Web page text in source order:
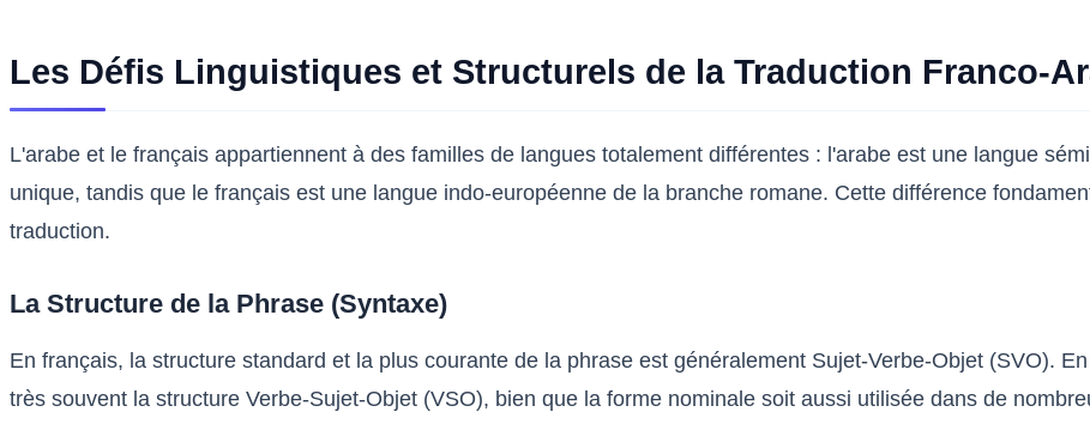
Les Défis Linguistiques et Structurels de la Traduction Franco-
L'arabe et le français appartiennent à des familles de langues totalement différentes : l'arabe est une langue
unique, tandis que le français est une langue indo-européenne de la branche romane. Cette différence
traduction.
La Structure de la Phrase (Syntaxe)
En français, la structure standard et la plus courante de la phrase est généralement Sujet-Verbe-Objet (SVO).
très souvent la structure Verbe-Sujet-Objet (VSO), bien que la forme nominale soit aussi utilisée dans de